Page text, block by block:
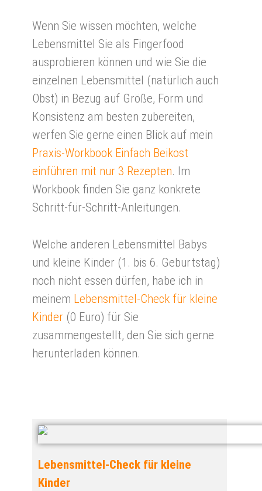
Wenn Sie wissen möchten, welche
Lebensmittel Sie als Fingerfood
ausprobieren können und wie Sie die
einzelnen Lebensmittel (natürlich auch
Obst) in Bezug auf Größe, Form und
Konsistenz am besten zubereiten,
werfen Sie gerne einen Blick auf mein
Praxis-Workbook Einfach Beikost
einführen mit nur 3 Rezepten. Im
Workbook finden Sie ganz konkrete
Schritt-für-Schritt-Anleitungen.
Welche anderen Lebensmittel Babys
und kleine Kinder (1. bis 6. Geburtstag)
noch nicht essen dürfen, habe ich in
meinem Lebensmittel-Check für kleine
Kinder (0 Euro) für Sie
zusammengestellt, den Sie sich gerne
herunterladen können.
Lebensmittel-Check für kleine
Kinder